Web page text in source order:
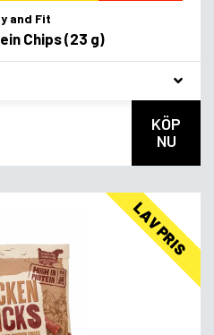
and Fit
Chips (23 g)
KÖP
NU
LAV PRIS